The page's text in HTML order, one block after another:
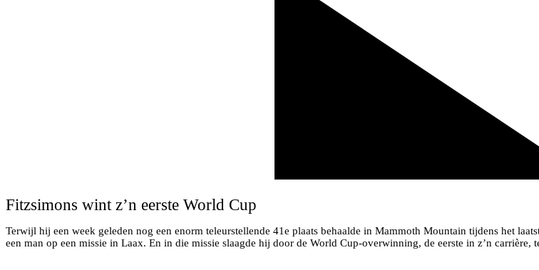
Fitzsimons wint z’n eerste World Cup
Terwijl hij een week geleden nog een enorm teleurstellende 41e plaats behaalde in Mammoth Mountain tijdens het
een man op een missie in Laax. En in die missie slaagde hij door de World Cup-overwinning, de eerste in z’n